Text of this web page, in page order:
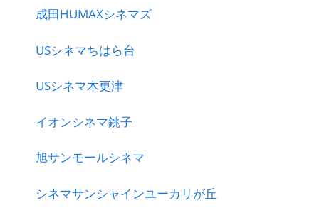
成田HUMAXシネマズ
USシネマちはら台
USシネマ木更津
イオンシネマ銚子
旭サンモールシネマ
シネマサンシャインユーカリが丘